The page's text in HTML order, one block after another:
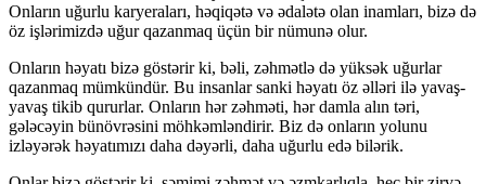
Onların uğurlu karyeraları, həqiqətə və ədalətə olan inamları, bizə də
öz işlərimizdə uğur qazanmaq üçün bir nümunə olur.
Onların həyatı bizə göstərir ki, bəli, zəhmətlə də yüksək uğurlar
qazanmaq mümkündür. Bu insanlar sanki həyatı öz əlləri ilə yavaş-
yavaş tikib qururlar. Onların hər zəhməti, hər damla alın təri,
gələcəyin bünövrəsini möhkəmləndirir. Biz də onların yolunu
izləyərək həyatımızı daha dəyərli, daha uğurlu edə bilərik.